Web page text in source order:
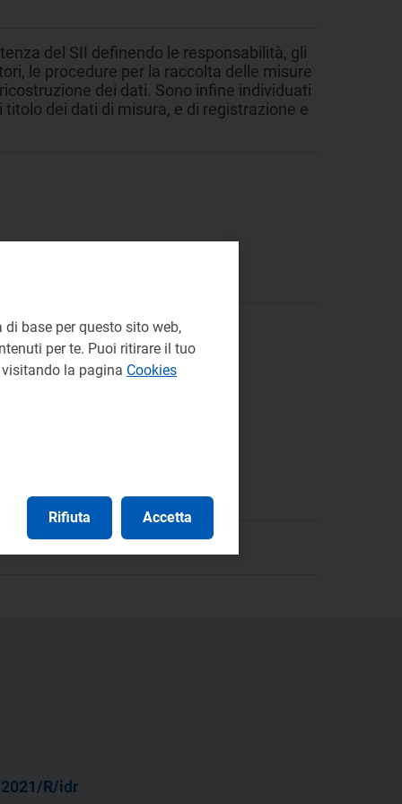
del SII definendo le responsabilità, gli
le procedure per la raccolta delle misure
dei dati. Sono infine individuati
dei dati di misura, e di registrazione e
R/idr
base per questo sito web,
per te. Puoi ritirare il tuo
la pagina Cookies
Rifiuta Accetta